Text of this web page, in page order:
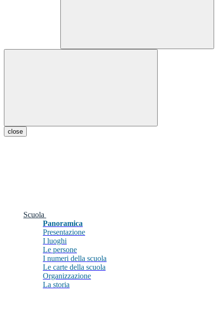
close
Scuola
Panoramica
Presentazione
I luoghi
Le persone
I numeri della scuola
Le carte della scuola
Organizzazione
La storia